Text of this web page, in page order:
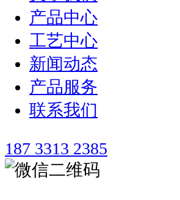
产品中心
工艺中心
新闻动态
产品服务
联系我们
187 3313 2385